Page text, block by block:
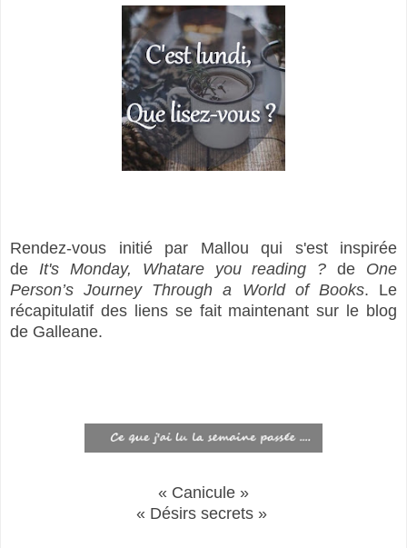
Rendez-vous initié par Mallou qui s'est inspirée
de It's Monday, Whatare you reading ? de One
Person’s Journey Through a World of Books. Le
récapitulatif des liens se fait maintenant sur le blog
de Galleane.
« Canicule »
« Désirs secrets »